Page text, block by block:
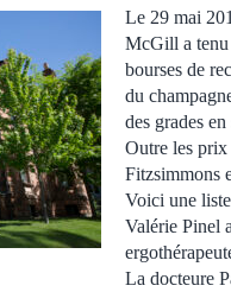
Le 29 mai
McGill a tenu
bourses de
du
des grades
Outre les
Fitzsimmons
Voici une
Valérie Pinel
La docteure